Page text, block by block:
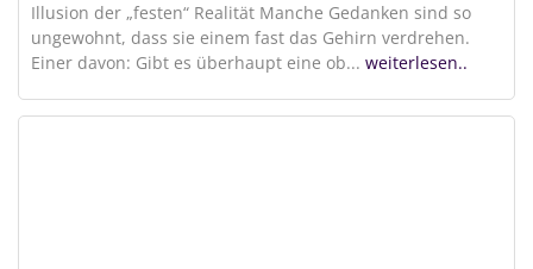
Illusion der „festen“ Realität Manche Gedanken sind so
ungewohnt, dass sie einem fast das Gehirn verdrehen.
Einer davon: Gibt es überhaupt eine ob... weiterlesen..